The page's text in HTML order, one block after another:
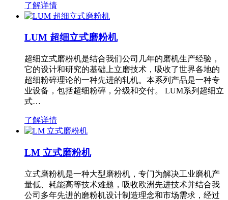
了解详情
LUM 超细立式磨粉机
超细立式磨粉机是结合我们公司几年的磨机生产经验，
它的设计和研究的基础上立磨技术，吸收了世界各地的
超细粉碎理论的一种先进的轧机。本系列产品是一种专
业设备，包括超细粉碎，分级和交付。 LUM系列超细立
式…
了解详情
LM 立式磨粉机
立式磨粉机是一种大型磨粉机，专门为解决工业磨机产
量低、耗能高等技术难题，吸收欧洲先进技术并结合我
公司多年先进的磨粉机设计制造理念和市场需求，经过